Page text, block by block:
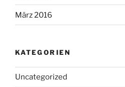
März 2016
KATEGORIEN
Uncategorized